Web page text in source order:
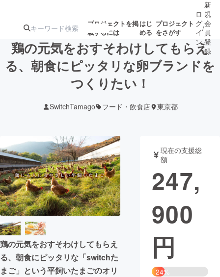
プロジェクトを掲
載するには
はじ
める
プロジェクト
をさがす
注目の新着プロ
ジェクト
募集終了が近いプ
テクノロジー・ガジェット
映像・映画 書籍・雑誌
ビジネス・起業 チャレンジ
まちづくり・地域活性化
CAMPFIRE for Social Good
CAMPFIRE Creation
ロ
グ
イ
ン
/
新
規
会
員
登
録
鶏の元気をおすそわけしてもらえ
る、朝食にピッタリな卵ブランドを
つくりたい！
SwitchTamago フード・飲食店 東京都
鶏の元気をおすそわけしてもらえ
る、朝食にピッタリな「switchた
まご」という平飼いたまごのオリ
現在の支援総
額
247,
900
円
24%